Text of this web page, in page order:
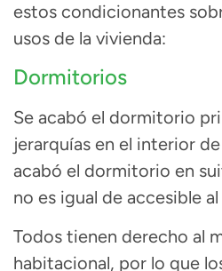
estos condicionantes
usos de la vivienda:
Dormitorios
Se acabó el dormitorio
jerarquías en el interior
acabó el dormitorio en
no es igual de accesible
Todos tienen derecho al
habitacional, por lo que